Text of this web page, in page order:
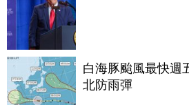
白海豚颱風最快週
北防雨彈